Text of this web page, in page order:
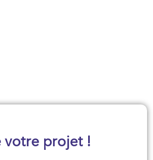
votre projet !